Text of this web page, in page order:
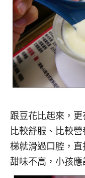
跟豆花比起來，
比較舒服、比較
梯就滑過口腔，直
甜味不高，小孩應